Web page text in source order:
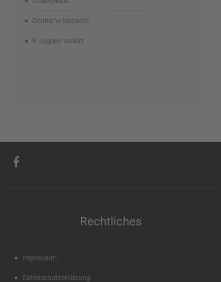
Deutliche Klatsche
E-Jugend verliert
Rechtliches
Impressum
Datenschutzerklärung